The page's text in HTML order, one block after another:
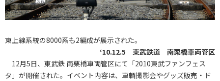
東上線系統の8000系も2編成が展示された。
‘10.12.5 東武鉄道 南栗橋車両管区
12月5日、東武鉄 南栗橋車両管区にて「2010東武ファンフェス
タ」が開催された。イベント内容は、車輌撮影会やグッズ販売・ド